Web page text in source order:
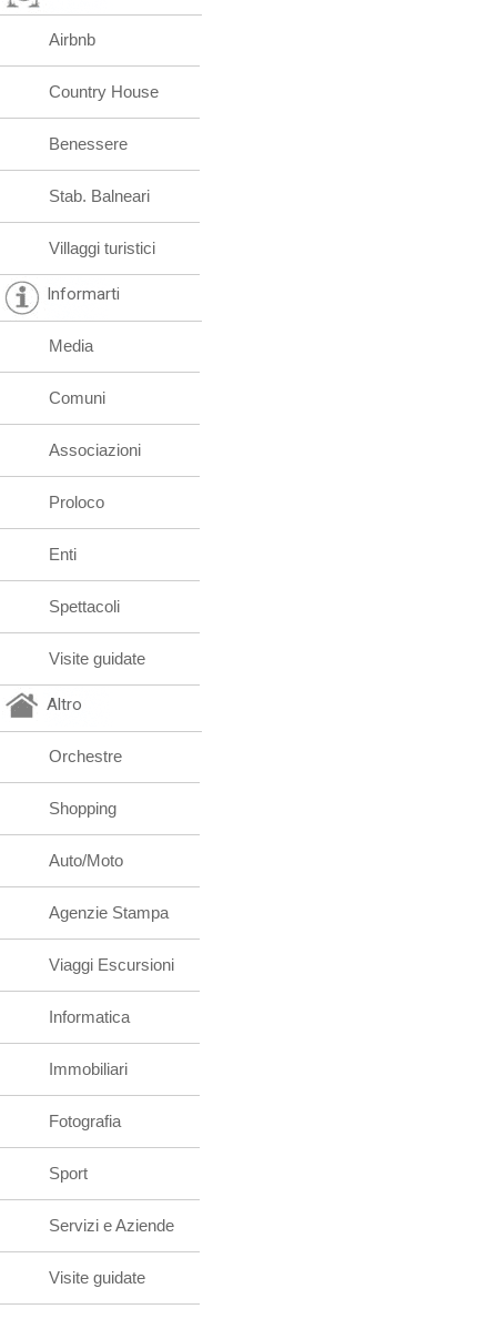
Airbnb
Country House
Benessere
Stab. Balneari
Villaggi turistici
Informarti
Media
Comuni
Associazioni
Proloco
Enti
Spettacoli
Visite guidate
Altro
Orchestre
Shopping
Auto/Moto
Agenzie Stampa
Viaggi Escursioni
Informatica
Immobiliari
Fotografia
Sport
Servizi e Aziende
Visite guidate